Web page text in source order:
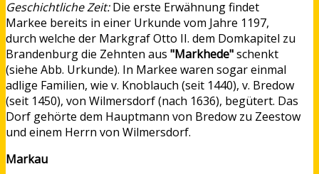
Geschichtliche Zeit:Die erste Erwähnung findet
Markee bereits in einer Urkunde vom Jahre 1197,
durch welche der Markgraf Otto II. dem Domkapitel zu
Brandenburg die Zehnten aus "Markhede"schenkt
(siehe Abb. Urkunde). In Markee waren sogar einmal
adlige Familien, wie v. Knoblauch (seit 1440), v. Bredow
(seit 1450), von Wilmersdorf (nach 1636), begütert. Das
Dorf gehörte dem Hauptmann von Bredow zu Zeestow
und einem Herrn von Wilmersdorf.
Markau